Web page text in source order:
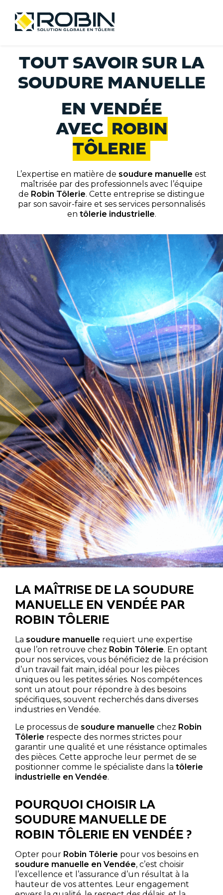
content
ACCUEIL
NOTRE SAVOIR-FAIRE
VOTRE SOLUTION GLOBALE
NOS ENGAGEMENTS QUALITÉ
NOS SECTEURS D’ACTIVITÉ
CONTACT ET DEVIS
DÉCOUVRIR LA VIDÉO
TÉLÉCHARGER LA
PLAQUETTE
TOUT SAVOIR SUR LA
SOUDURE MANUELLE
EN VENDÉE
AVEC ROBIN
TÔLERIE
L’expertise en matière de soudure manuelle est
maîtrisée par des professionnels avec l’équipe
de Robin Tôlerie. Cette entreprise se distingue
par son savoir-faire et ses services personnalisés
en tôlerie industrielle.
LA MAÎTRISE DE LA SOUDURE
MANUELLE EN VENDÉE PAR
ROBIN TÔLERIE
La soudure manuelle requiert une expertise
que l’on retrouve chez Robin Tôlerie. En optant
pour nos services, vous bénéficiez de la précision
d’un travail fait main, idéal pour les pièces
uniques ou les petites séries. Nos compétences
sont un atout pour répondre à des besoins
spécifiques, souvent recherchés dans diverses
industries en Vendée.
Le processus de soudure manuelle chez Robin
Tôlerie respecte des normes strictes pour
garantir une qualité et une résistance optimales
des pièces. Cette approche leur permet de se
positionner comme le spécialiste dans la tôlerie
industrielle en Vendée.
POURQUOI CHOISIR LA
SOUDURE MANUELLE DE
ROBIN TÔLERIE EN VENDÉE ?
Opter pour Robin Tôlerie pour vos besoins en
soudure manuelle en Vendée, c’est choisir
l’excellence et l’assurance d’un résultat à la
hauteur de vos attentes. Leur engagement